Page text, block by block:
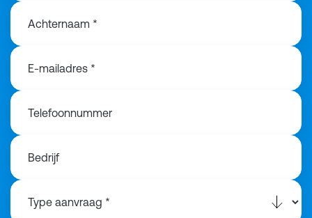
Achternaam *
E-mailadres *
Telefoonnummer
Bedrijf